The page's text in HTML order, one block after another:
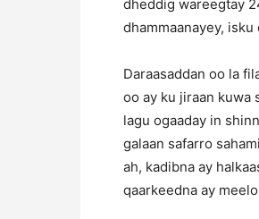
dheddig wareegtay
dhammaanayey,
Daraasaddan oo la
oo ay ku jiraan kuwa
lagu ogaaday in
galaan safarro
ah, kadibna ay
qaarkeedna ay